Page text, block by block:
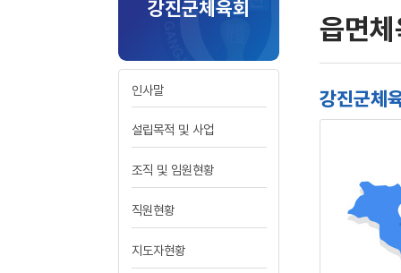
강진군체육회
인사말
설립목적 및 사업
조직 및 임원현황
직원현황
지도자현황
읍면
강진군체